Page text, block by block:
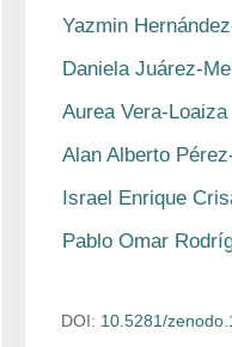
Yazmin
Daniela Juárez-
Aurea Vera-Loaiza
Alan Alberto
Israel Enrique
Pablo Omar
DOI: 10.5281/